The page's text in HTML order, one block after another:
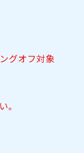
グオフ対象